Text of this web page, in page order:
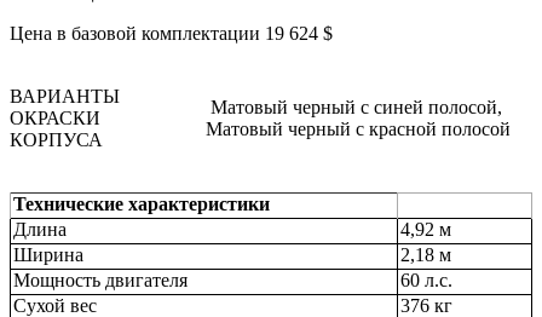
Цена в базовой комплектации 19 624 $
ВАРИАНТЫ
ОКРАСКИ
КОРПУСА
Матовый черный с синей полосой,
Матовый черный с красной полосой
Технические характеристики
Длина
4,92 м
Ширина
2,18 м
Mощность двигателя
60 л.с.
Сухой вес
376 кг